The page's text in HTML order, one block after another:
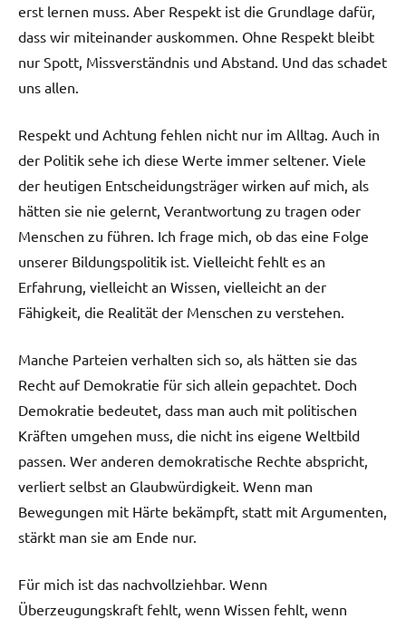
erst lernen muss. Aber Respekt ist die Grundlage dafür,
dass wir miteinander auskommen. Ohne Respekt bleibt
nur Spott, Missverständnis und Abstand. Und das schadet
uns allen.
Respekt und Achtung fehlen nicht nur im Alltag. Auch in
der Politik sehe ich diese Werte immer seltener. Viele
der heutigen Entscheidungsträger wirken auf mich, als
hätten sie nie gelernt, Verantwortung zu tragen oder
Menschen zu führen. Ich frage mich, ob das eine Folge
unserer Bildungspolitik ist. Vielleicht fehlt es an
Erfahrung, vielleicht an Wissen, vielleicht an der
Fähigkeit, die Realität der Menschen zu verstehen.
Manche Parteien verhalten sich so, als hätten sie das
Recht auf Demokratie für sich allein gepachtet. Doch
Demokratie bedeutet, dass man auch mit politischen
Kräften umgehen muss, die nicht ins eigene Weltbild
passen. Wer anderen demokratische Rechte abspricht,
verliert selbst an Glaubwürdigkeit. Wenn man
Bewegungen mit Härte bekämpft, statt mit Argumenten,
stärkt man sie am Ende nur.
Für mich ist das nachvollziehbar. Wenn
Überzeugungskraft fehlt, wenn Wissen fehlt, wenn